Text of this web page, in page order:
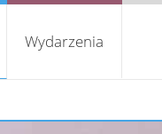
Wydarzenia